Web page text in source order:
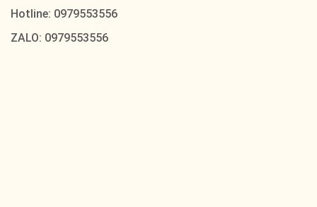
Hotline: 0979553556
ZALO: 0979553556